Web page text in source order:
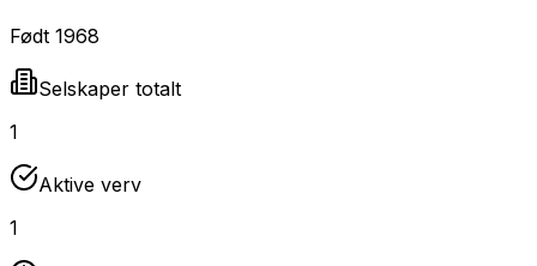
Født 1968
Selskaper totalt
1
Aktive verv
1